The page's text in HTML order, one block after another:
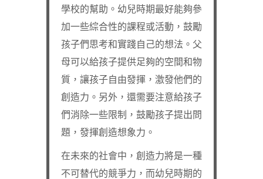
學校的幫助。幼兒時期最好能夠參
加一些綜合性的課程或活動，鼓勵
孩子們思考和實踐自己的想法。父
母可以給孩子提供足夠的空間和物
質，讓孩子自由發揮，激發他們的
創造力。另外，還需要注意給孩子
們消除一些限制，鼓勵孩子提出問
題，發揮創造想象力。
在未來的社會中，創造力將是一種
不可替代的競爭力，而幼兒時期的